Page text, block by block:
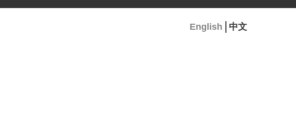
English 中文